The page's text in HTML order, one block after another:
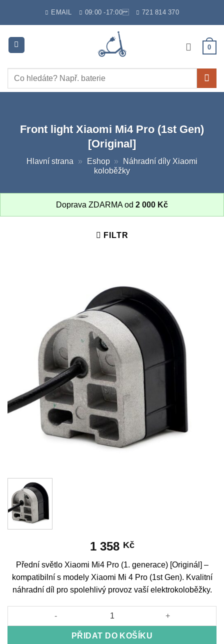
EMAIL 09:00 -17:00 721 814 370
0
Hledat:
Front light Xiaomi Mi4 Pro (1st Gen)
[Original]
Hlavní strana » Eshop »
Náhradní díly Xiaomi
koloběžky
Doprava ZDARMA od 2 000 Kč
FILTR
1 358 Kč
Přední světlo Xiaomi Mi4 Pro (1. generace) [Originál] –
kompatibilní s modely Xiaomi Mi 4 Pro (1st Gen). Kvalitní
náhradní díl pro spolehlivý provoz vaší elektrokoloběžky.
Front light Xiaomi Mi4 Pro (1st Gen) [Original] množství
PŘIDAT DO KOŠÍKU